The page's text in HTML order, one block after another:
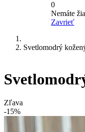
0
Nemáte
Zavrieť
Svetlomodrý
Zľava
-15%